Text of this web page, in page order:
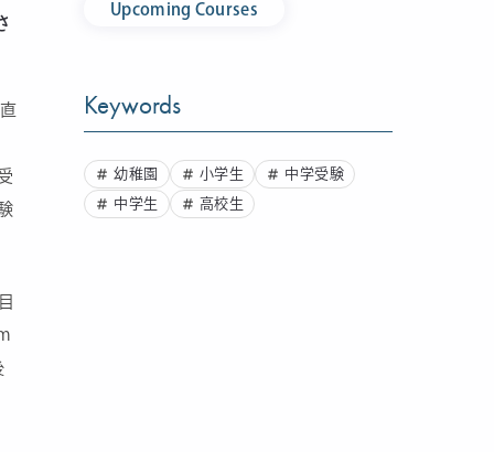
Upcoming Courses
Keywords
幼稚園 小学生 中学受験
中学生 高校生